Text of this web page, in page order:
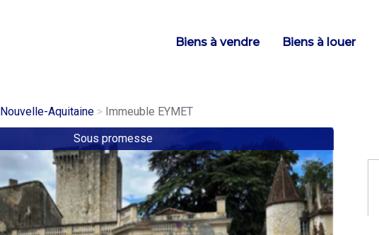
Main
Biens à vendre Biens à louer
Nouvelle-Aquitaine Immeuble EYMET
Sous promesse